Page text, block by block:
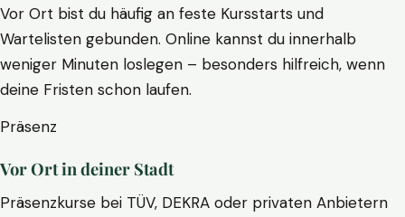
Vor Ort bist du häufig an feste Kursstarts und
Wartelisten gebunden. Online kannst du innerhalb
weniger Minuten loslegen – besonders hilfreich, wenn
deine Fristen schon laufen.
Präsenz
Vor Ort in deiner Stadt
Präsenzkurse bei TÜV, DEKRA oder privaten Anbietern